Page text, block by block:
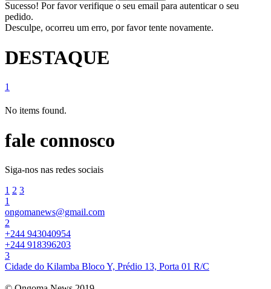
Sucesso! Por favor verifique o seu email para autenticar o seu
pedido.
Desculpe, ocorreu um erro, por favor tente novamente.
DESTAQUE
1
No items found.
fale connosco
Siga-nos nas redes sociais
1 2 3
1
ongomanews@gmail.com
2
+244 943040954
+244 918396203
3
Cidade do Kilamba Bloco Y, Prédio 13, Porta 01 R/C